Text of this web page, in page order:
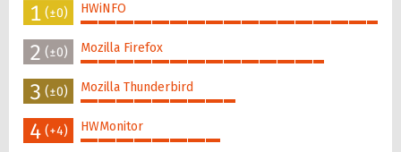
1 (±0) HWiNFO
2 (±0) Mozilla Firefox
3 (±0) Mozilla Thunderbird
4 (+4) HWMonitor